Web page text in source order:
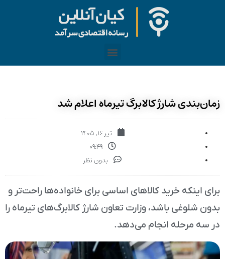
زمان‌بندی شارژ کالابرگ تیرماه اعلام شد
تیر ۱۶, ۱۴۰۵
۰۹:۴۹
بدون نظر
برای اینکه خرید کالاهای اساسی برای خانواده‌ها راحت‌تر و
بدون شلوغی باشد، وزارت تعاون شارژ کالابرگ‌های تیرماه را
در سه مرحله انجام می‌دهد.